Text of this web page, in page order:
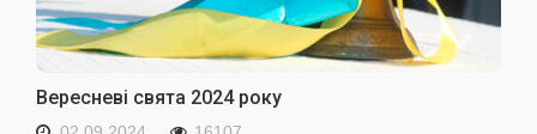
Вересневі свята 2024 року